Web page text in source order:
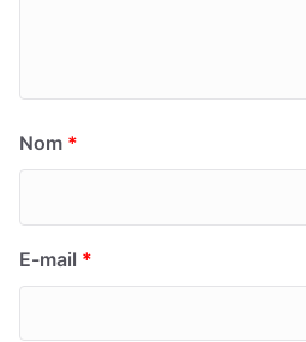
Nom *
E-mail *